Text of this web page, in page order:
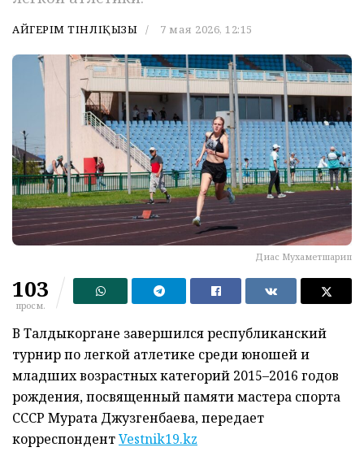
АЙГЕРІМ ТІНӘЛІҚЫЗЫ 7 мая 2026, 12:15
Диас Мухаметшарип
103
просм.
В Талдыкоргане завершился республиканский
турнир по легкой атлетике среди юношей и
младших возрастных категорий 2015–2016 годов
рождения, посвященный памяти мастера спорта
СССР Мурата Джузгенбаева, передает
корреспондентVestnik19.kz